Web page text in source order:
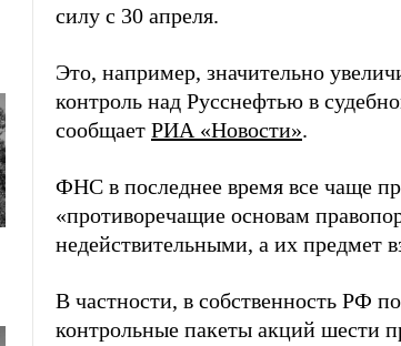
силу с 30 апреля.
Это, например, значительно
контроль над Русснефтью в
сообщает РИА «Новости».
ФНС в последнее время все чаще
«противоречащие основам
недействительными, а их предмет
В частности, в собственность РФ
контрольные пакеты акций шести